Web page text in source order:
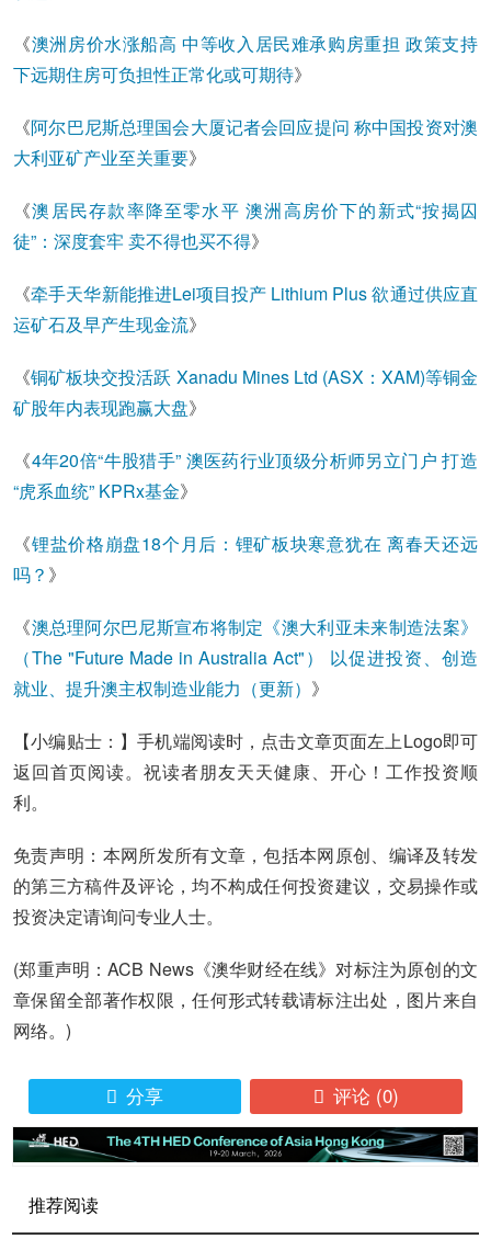
《澳洲房价水涨船高 中等收入居民难承购房重担 政策支持
下远期住房可负担性正常化或可期待》
《阿尔巴尼斯总理国会大厦记者会回应提问 称中国投资对澳
大利亚矿产业至关重要》
《澳居民存款率降至零水平 澳洲高房价下的新式“按揭囚
徒”：深度套牢 卖不得也买不得》
《牵手天华新能推进Lei项目投产 Lithium Plus 欲通过供应直
运矿石及早产生现金流》
《铜矿板块交投活跃 Xanadu Mines Ltd (ASX：XAM)等铜金
矿股年内表现跑赢大盘》
《4年20倍“牛股猎手” 澳医药行业顶级分析师另立门户 打造
“虎系血统” KPRx基金》
《锂盐价格崩盘18个月后：锂矿板块寒意犹在 离春天还远
吗？ 》
《澳总理阿尔巴尼斯宣布将制定《澳大利亚未来制造法案》
（The "Future Made in Australia Act"） 以促进投资、创造
就业、提升澳主权制造业能力（更新） 》
【小编贴士：】手机端阅读时，点击文章页面左上Logo即可
返回首页阅读。祝读者朋友天天健康、开心！工作投资顺
利。
免责声明：本网所发所有文章，包括本网原创、编译及转发
的第三方稿件及评论，均不构成任何投资建议，交易操作或
投资决定请询问专业人士。
(郑重声明：ACB News《澳华财经在线》对标注为原创的文
章保留全部著作权限，任何形式转载请标注出处，图片来自
网络。)
 分享  评论 (0)
推荐阅读